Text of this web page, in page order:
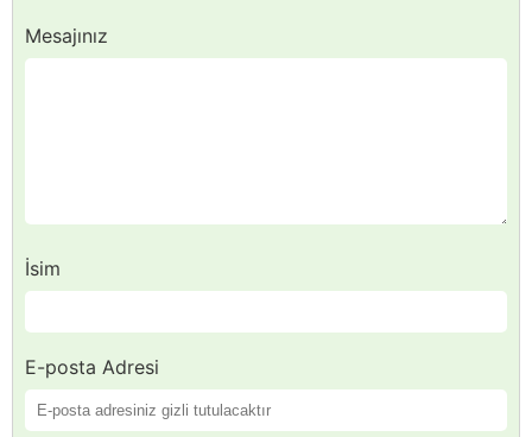
Mesajınız
İsim
E-posta Adresi